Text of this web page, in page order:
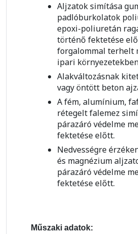
Aljzatok simítása
padlóburkolatok
epoxi-poliuretán
történő fektetése
forgalommal terhelt
ipari
Alakváltozásnak
vagy öntött beton
A fém, alumínium,
rétegelt falemez
párazáró védelme
fektetése előtt.
Nedvességre
és magnézium
párazáró védelme
fektetése előtt.
Műszaki adatok: